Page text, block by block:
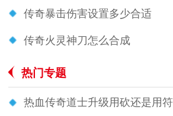
传奇暴击伤害设置多少合适
传奇火灵神刀怎么合成
热门专题
热血传奇道士升级用砍还是用符